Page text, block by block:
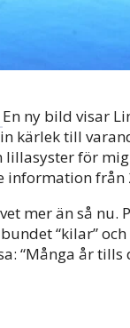
En ny bild visar
kärlek till
lillasyster för
information
mer än så
“kilar”
“Många år